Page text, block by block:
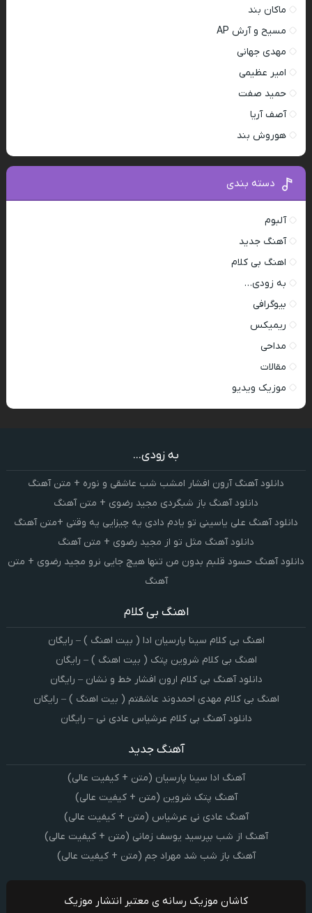
ماکان بند
مسیح و آرش AP
مهدی جهانی
امیر عظیمی
حمید صفت
آصف آریا
هوروش بند
دسته بندی
آلبوم
آهنگ جدید
اهنگ بی کلام
به زودی…
بیوگرافی
ریمیکس
مداحی
مقالات
موزیک ویدیو
به زودی...
دانلود آهنگ آرون افشار امشب شب عاشقی و نوره + متن آهنگ
دانلود آهنگ باز شبگردی مجید رضوی + متن آهنگ
دانلود آهنگ علی یاسینی تو یادم دادی یه چیزایی یه وقتی +متن آهنگ
دانلود آهنگ مثل تو از مجید رضوی + متن آهنگ
دانلود آهنگ حسود قلبم بدون من تنها هیچ جایی نرو مجید رضوی + متن
آهنگ
اهنگ بی کلام
اهنگ بی کلام سینا پارسیان ادا ( بیت اهنگ ) – رایگان
اهنگ بی کلام شروین پتک ( بیت اهنگ ) – رایگان
دانلود آهنگ بی کلام ارون افشار خط و نشان – رایگان
اهنگ بی کلام مهدی احمدوند عاشقتم ( بیت اهنگ ) – رایگان
دانلود آهنگ بی کلام عرشیاس عادی نی – رایگان
آهنگ جدید
آهنگ ادا سینا پارسیان (متن + کیفیت عالی)
آهنگ پتک شروین (متن + کیفیت عالی)
آهنگ عادی نی عرشیاس (متن + کیفیت عالی)
آهنگ از شب بپرسید یوسف زمانی (متن + کیفیت عالی)
آهنگ باز شب شد مهراد جم (متن + کیفیت عالی)
کاشان موزیک رسانه ی معتبر انتشار موزیک